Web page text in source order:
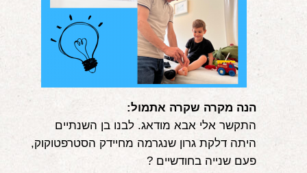
הורים ממליצים
לימודי "שונישין"
במתנה!
יצירת קשר
הנה מקרה שקרה אתמול:
התקשר אלי אבא מודאג. לבנו בן השנתיים
היתה דלקת גרון שנגרמה מחיידק הסטרפטוקוק,
פעם שנייה בחודשיים ?